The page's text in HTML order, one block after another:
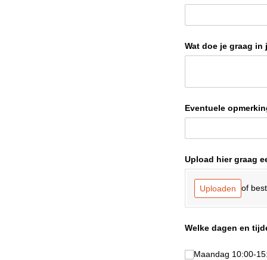
Wat doe je graag in
Eventuele
Upload hier graag
Uploaden of
Welke dagen en
Maandag 10:00-
Maandag 10:00-